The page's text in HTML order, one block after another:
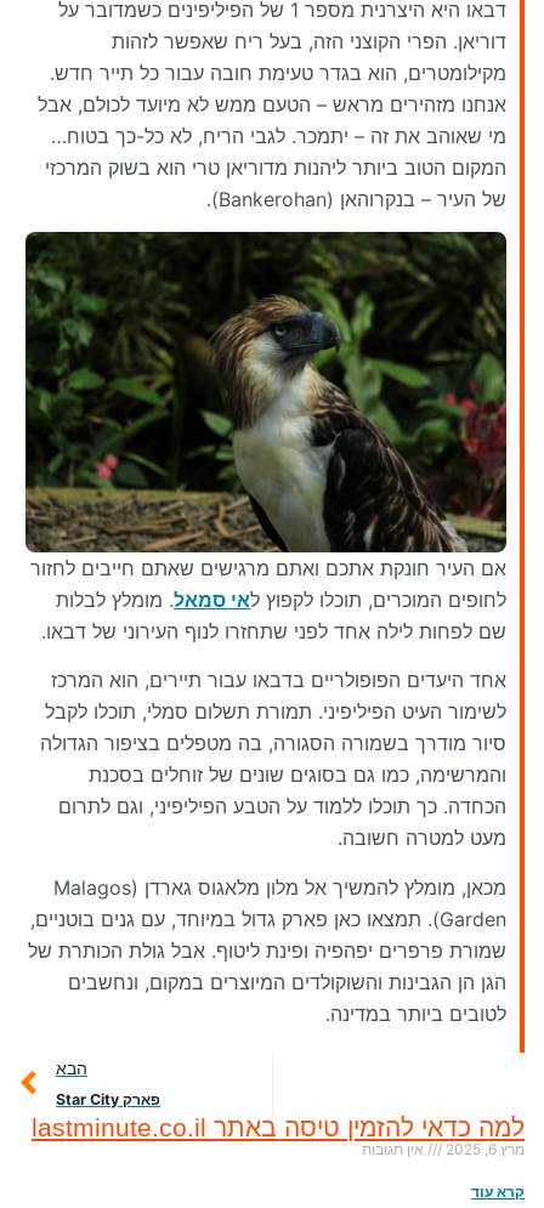
דבאו היא היצרנית מספר 1 של הפיליפינים כשמדובר על
דוריאן. הפרי הקוצני הזה, בעל ריח שאפשר לזהות
מקילומטרים, הוא בגדר טעימת חובה עבור כל תייר חדש.
אנחנו מזהירים מראש – הטעם ממש לא מיועד לכולם, אבל
מי שאוהב את זה – יתמכר. לגבי הריח, לא כל-כך בטוח…
המקום הטוב ביותר ליהנות מדוריאן טרי הוא בשוק המרכזי
של העיר – בנקרוהאן (Bankerohan).
אם העיר חונקת אתכם ואתם מרגישים שאתם חייבים לחזור
לחופים המוכרים, תוכלו לקפוץ לאי סמאל. מומלץ לבלות
שם לפחות לילה אחד לפני שתחזרו לנוף העירוני של דבאו.
אחד היעדים הפופולריים בדבאו עבור תיירים, הוא המרכז
לשימור העיט הפיליפיני. תמורת תשלום סמלי, תוכלו לקבל
סיור מודרך בשמורה הסגורה, בה מטפלים בציפור הגדולה
והמרשימה, כמו גם בסוגים שונים של זוחלים בסכנת
הכחדה. כך תוכלו ללמוד על הטבע הפיליפיני, וגם לתרום
מעט למטרה חשובה.
מכאן, מומלץ להמשיך אל מלון מלאגוס גארדן (Malagos
Garden). תמצאו כאן פארק גדול במיוחד, עם גנים בוטניים,
שמורת פרפרים יפהפיה ופינת ליטוף. אבל גולת הכותרת של
הגן הן הגבינות והשוקולדים המיוצרים במקום, ונחשבים
לטובים ביותר במדינה.
הבא
פארק Star City
למה כדאי להזמין טיסה באתר lastminute.co.il
מרץ 6, 2025 אין תגובות
קרא עוד